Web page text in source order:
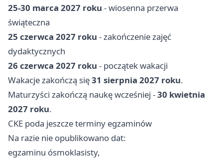
25-30 marca 2027 roku - wiosenna przerwa
świąteczna
25 czerwca 2027 roku - zakończenie zajęć
dydaktycznych
26 czerwca 2027 roku - początek wakacji
Wakacje zakończą się31 sierpnia 2027 roku.
Maturzyści zakończą naukę wcześniej -30 kwietnia
2027 roku.
CKE poda jeszcze terminy egzaminów
Na razie nie opublikowano dat:
egzaminu ósmoklasisty,